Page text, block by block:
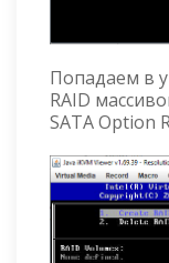
Попадаем в
RAID
SATA Option